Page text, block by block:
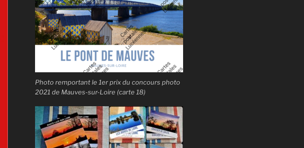
Photo remportant le 1er prix du concours photo
2021 de Mauves-sur-Loire (carte 18)